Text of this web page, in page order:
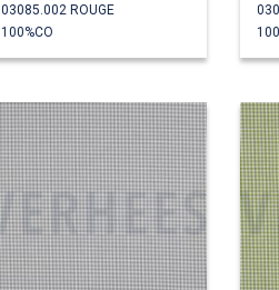
03085.002 ROUGE
100%CO